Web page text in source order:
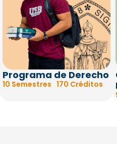
Programa de Derecho
10 Semestres 170 Créditos